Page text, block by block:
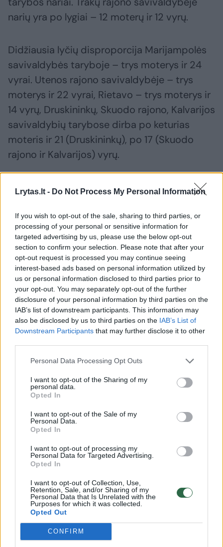
Lrytas.lt - Do Not Process My Personal Information
If you wish to opt-out of the sale, sharing to third parties, or
processing of your personal or sensitive information for
targeted advertising by us, please use the below opt-out
section to confirm your selection. Please note that after your
opt-out request is processed you may continue seeing
interest-based ads based on personal information utilized by
us or personal information disclosed to third parties prior to
your opt-out. You may separately opt-out of the further
disclosure of your personal information by third parties on the
IAB’s list of downstream participants. This information may
also be disclosed by us to third parties on the IAB’s List of
Downstream Participants that may further disclose it to other
Personal Data Processing Opt Outs
I want to opt-out of the Sharing of my
personal data.
Opted In
I want to opt-out of the Sale of my
Personal Data.
Opted In
I want to opt-out of processing my
Personal Data for Targeted Advertising.
Opted In
I want to opt-out of Collection, Use,
Retention, Sale, and/or Sharing of my
Personal Data that Is Unrelated with the
Purposes for which it was collected.
Opted Out
CONFIRM
narių yra po lygiai – 12 moterų ir 12 vyrų.
Didžiausia lyčių disproporcija Marijampolės
savivaldybės taryboje – trys moterys ir 24
vyrai. Utenos rajono savivaldybėje – trys
moterys ir 22 vyrai, Rietavo – trys moterys ir
14 vyrų, Druskininkų, Skuodo rajono, Kalvarijos
savivaldybių tarybose dirba po keturias
moteris ir 21 (Druskininkų), po 17 (Skuodo
rajono ir Kalvarijos) vyrų.
Šių metų vasario 15 dienos duomenimis,
vidurkis yra 51 metai ir 3 mėnesiai.
Daugiausia narių, dirbančių savivaldybių
tarybose, priklauso amžiaus grupei nuo 55 iki
64 metų (32,31 proc.). 23,46 proc. tarybos
narių yra nuo 45 iki 54 metų.
Jauniausiam tarybos nario pareigas
einančiam asmeniui yra 20 metų, vyriausias
yra sulaukęs 85-erių. Jauniausiam Lietuvos
metų amžiaus.
Populiariausi vyriški savivaldybių tarybų
narių vardai yra Kęstutis, Vytautas, Jonas,
Antanas ir Saulius. Tarp savivaldybių tarybų
narių moterų daugiausia Daivų, Nijolių,
Jūračių, Dalių, Linų ir Editų.
savivaldybės ^Instant